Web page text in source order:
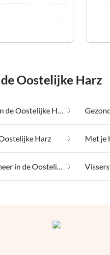
Oostelijke Harz
Gezinsvriendelijk in de Oostelijke Harz
Harz
Vakantie aan het meer in de Oostelijke Harz